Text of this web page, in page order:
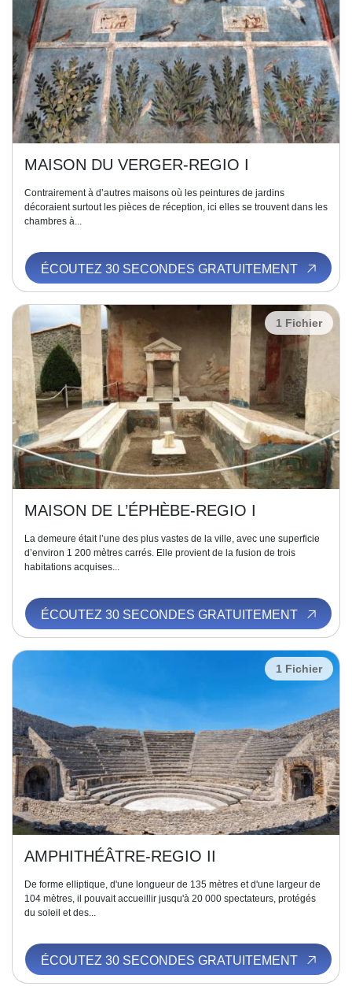
MAISON DU VERGER-REGIO I
Contrairement à d’autres maisons où les peintures de jardins
décoraient surtout les pièces de réception, ici elles se trouvent dans les
chambres à...
ÉCOUTEZ 30 SECONDES GRATUITEMENT
1 Fichier
MAISON DE L’ÉPHÈBE-REGIO I
La demeure était l’une des plus vastes de la ville, avec une superficie
d’environ 1 200 mètres carrés. Elle provient de la fusion de trois
habitations acquises...
ÉCOUTEZ 30 SECONDES GRATUITEMENT
1 Fichier
AMPHITHÉÂTRE-REGIO II
De forme elliptique, d'une longueur de 135 mètres et d'une largeur de
104 mètres, il pouvait accueillir jusqu'à 20 000 spectateurs, protégés
du soleil et des...
ÉCOUTEZ 30 SECONDES GRATUITEMENT